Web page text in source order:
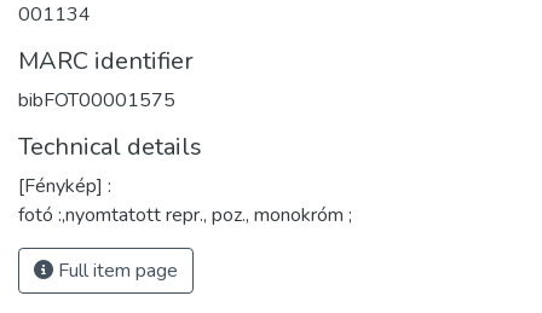
001134
MARC identifier
bibFOT00001575
Technical details
[Fénykép] :
fotó :,nyomtatott repr., poz., monokróm ;
Full item page